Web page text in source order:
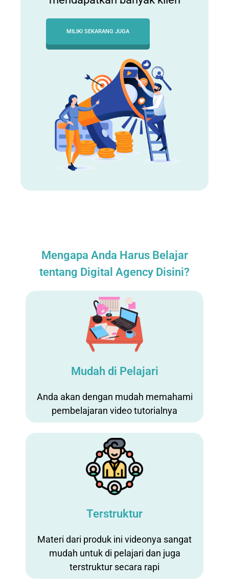
MILIKI SEKARANG JUGA
Mengapa Anda Harus Belajar
tentang Digital Agency Disini?
Mudah di Pelajari
Anda akan dengan mudah memahami
pembelajaran video tutorialnya
Terstruktur
Materi dari produk ini videonya sangat
mudah untuk di pelajari dan juga
terstruktur secara rapi